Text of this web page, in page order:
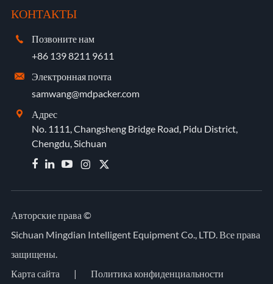
КОНТАКТЫ

Позвоните нам
+86 139 8211 9611

Электронная почта
samwang@mdpacker.com

Адрес
No. 1111, Changsheng Bridge Road, Pidu District,
Chengdu, Sichuan
 
Авторские права ©
Sichuan Mingdian Intelligent Equipment Co., LTD.Все права
защищены.
Карта сайта
| Политика конфиденциальности